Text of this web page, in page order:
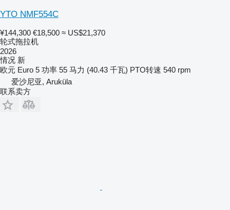
YTO NMF554C
¥144,300 €18,500 ≈ US$21,370
轮式拖拉机
2026
情况 新
欧元 Euro 5 功率 55 马力 (40.43 千瓦) PTO转速 540 rpm
爱沙尼亚, Aruküla
联系卖方